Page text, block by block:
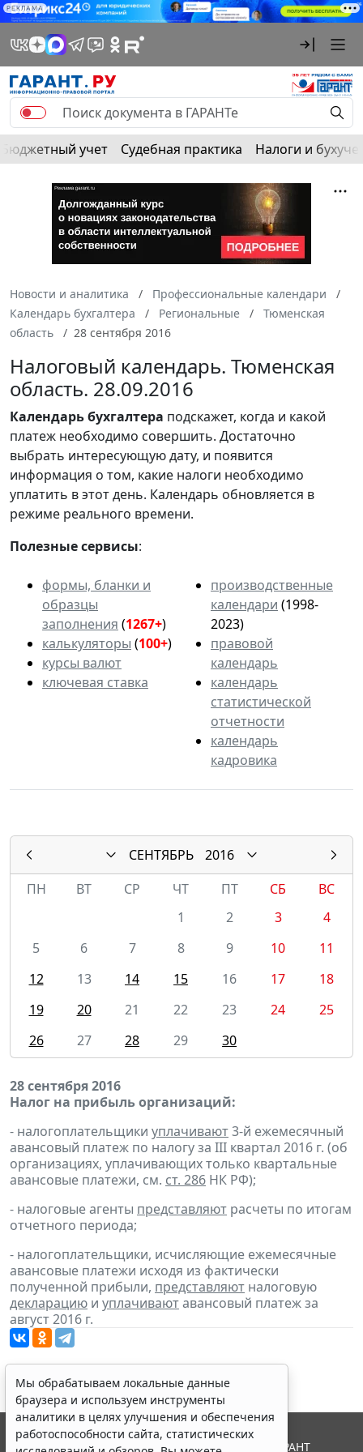
РЕКЛАМА
Бюджетный учет Судебная практика Налоги и
Новости и аналитика
Профессиональные календари
Календарь бухгалтера
Региональные
Тюменская
область
28 сентября 2016
Налоговый календарь. Тюменская
область. 28.09.2016
Календарьбухгалтера подскажет, когда и какой
платеж необходимо совершить. Достаточно
выбрать интересующую дату, и появится
информация о том, какие налоги необходимо
уплатить в этот день. Календарь обновляется в
режиме реального времени.
Полезные сервисы:
формы, бланки и
образцы
заполнения (1267+)
калькуляторы (100+)
курсы валют
ключевая ставка
производственные
календари (1998-
2023)
правовой
календарь
календарь
статистической
отчетности
календарь
кадровика
СЕНТЯБРЬ
2016
ПН
ВТ СР ЧТ ПТ СБ
ВС
1
2 3
4
5
6 7 8 9 10
11
12
13 14 15 16 17
18
19
20 21 22 23 24
25
26
27 28 29 30
28 сентября 2016
Налог на прибыль организаций:
- налогоплательщики уплачивают3-й ежемесячный
авансовый платеж по налогу за III квартал 2016 г. (об
организациях, уплачивающих только квартальные
авансовые платежи, см. ст. 286 НК РФ);
- налоговые агенты представляют расчеты по итогам
отчетного периода;
- налогоплательщики, исчисляющие ежемесячные
авансовые платежи исходя из фактически
полученной прибыли, представляют налоговую
декларацию и уплачиваютавансовый платеж за
август 2016 г.
Мы обрабатываем локальные данные
браузера и используем инструменты
аналитики в целях улучшения и обеспечения
работоспособности сайта, статистических
© ООО "НПП "ГАРАНТ-СЕРВИС", 2026. Система ГАРАНТ